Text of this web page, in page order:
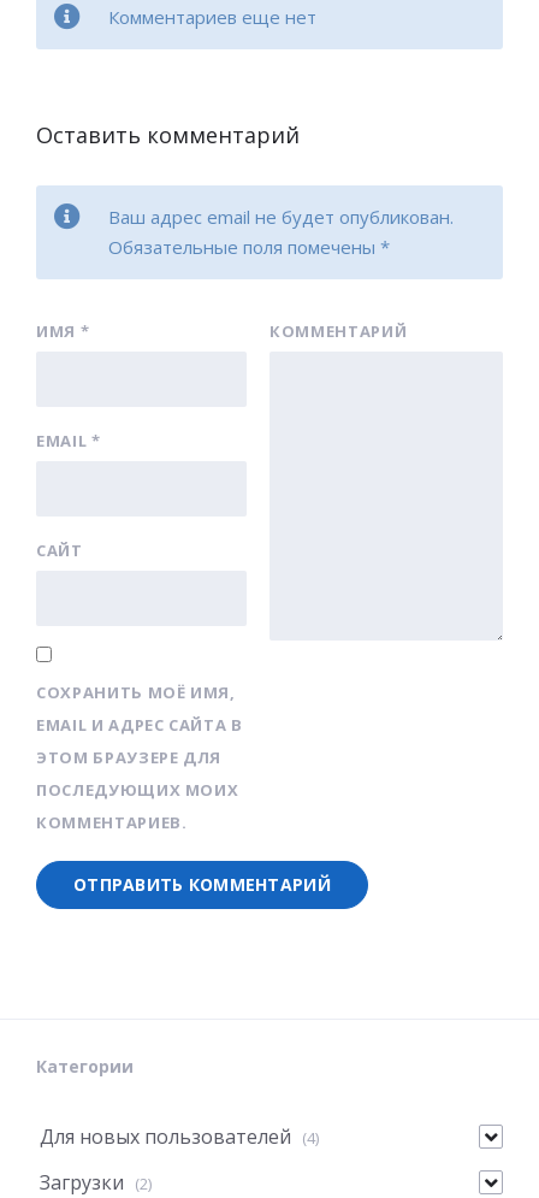
Комментариев еще нет
Оставить комментарий
Ваш адрес email не будет опубликован.
Обязательные поля помечены *
КОММЕНТАРИЙ
ИМЯ *
EMAIL *
САЙТ
СОХРАНИТЬ МОЁ ИМЯ,
EMAIL И АДРЕС САЙТА В
ЭТОМ БРАУЗЕРЕ ДЛЯ
ПОСЛЕДУЮЩИХ МОИХ
КОММЕНТАРИЕВ.
Категории
Для новых пользователей (4)
Загрузки (2)